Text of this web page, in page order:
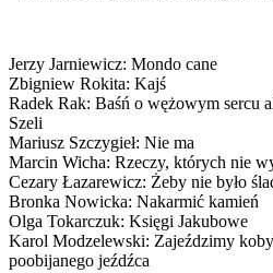
Jerzy Jarniewicz: Mondo cane
Zbigniew Rokita: Kajś
Radek Rak: Baśń o wężowym sercu
Szeli
Mariusz Szczygieł: Nie ma
Marcin Wicha: Rzeczy, których nie
Cezary Łazarewicz: Żeby nie było
Bronka Nowicka: Nakarmić kamień
Olga Tokarczuk: Księgi Jakubowe
Karol Modzelewski: Zajeździmy
poobijanego jeźdźca